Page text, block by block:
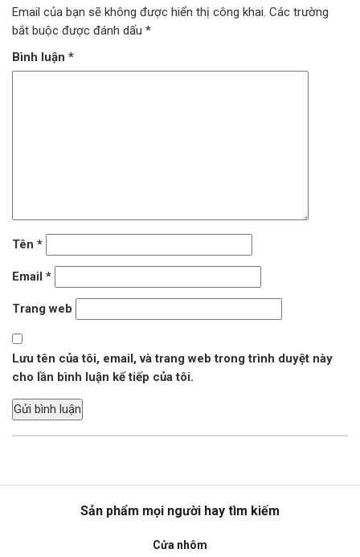
Email của bạn sẽ không được hiển thị công khai. Các trường
bắt buộc được đánh dấu *
Bình luận *
Tên *
Email *
Trang web
Lưu tên của tôi, email, và trang web trong trình duyệt này
cho lần bình luận kế tiếp của tôi.
Sản phẩm mọi người hay tìm kiếm
Cửa nhôm